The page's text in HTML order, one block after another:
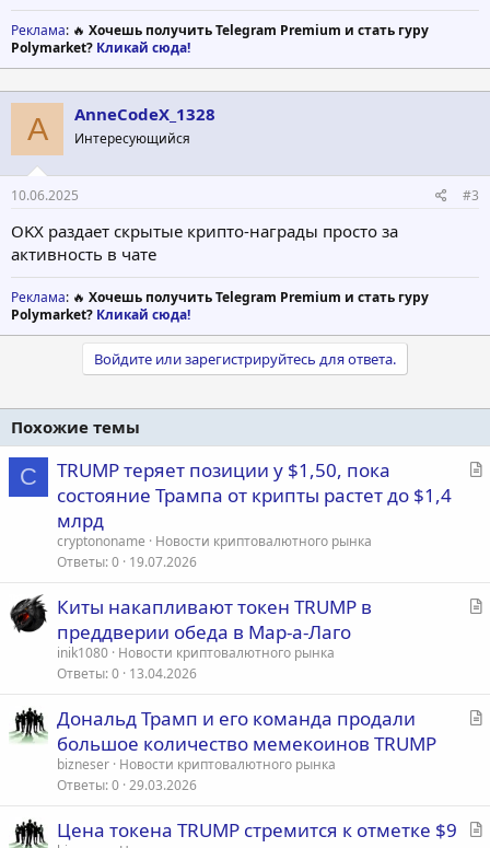
Реклама: 🔥 Хочешь получить Telegram Premium и стать гуру
Polymarket? Кликай сюда!
A AnneCodeX_1328
Интересующийся
10.06.2025 #3
OKX раздает скрытые крипто-награды просто за
активность в чате
Реклама: 🔥 Хочешь получить Telegram Premium и стать гуру
Polymarket? Кликай сюда!
Войдите или зарегистрируйтесь для ответа.
Похожие темы
C
С
TRUMP теряет позиции у $1,50, пока
состояние Трампа от крипты растет до $1,4
млрд
cryptononame
Новости криптовалютного рынка
Ответы 0 19.07.2026
С
я
Киты накапливают токен TRUMP в
преддверии обеда в Мар-а-Лаго
inik1080 Новости криптовалютного рынка
Ответы 0 13.04.2026
С
я
Дональд Трамп и его команда продали
большое количество мемекоинов TRUMP
bizneser Новости криптовалютного рынка
Ответы 0 29.03.2026
С
Цена токена TRUMP стремится к отметке $9